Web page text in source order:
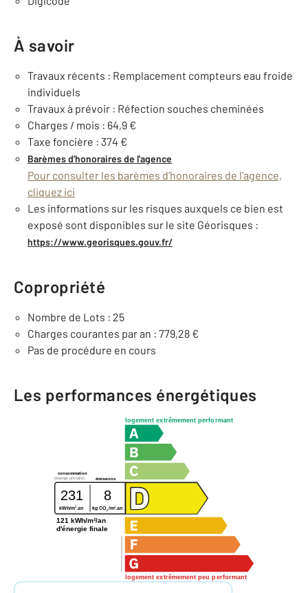
À savoir
Travaux récents : Remplacement compteurs eau froide
individuels
Travaux à prévoir : Réfection souches cheminées
Charges / mois : 64,9 €
Taxe foncière : 374 €
Barèmes d'honoraires de l'agence
Pour consulter les barèmes d'honoraires de l'agence,
cliquez ici
Les informations sur les risques auxquels ce bien est
exposé sont disponibles sur le site Géorisques :
https://www.georisques.gouv.fr/
Copropriété
Nombre de Lots : 25
Charges courantes par an : 779,28 €
Pas de procédure en cours
Les performances énergétiques
logement extrêmement performant
logement extrêmement peu performant
consommation
émissions
(énergie primaire)
231 8
kWh/m2.an kg CO2 /m2 .an
121 kWh/m²/an
d'énergie finale